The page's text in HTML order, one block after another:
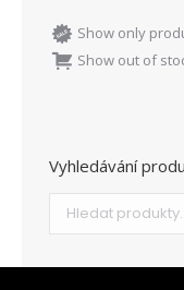
Show only
Show out of
Vyhledávání